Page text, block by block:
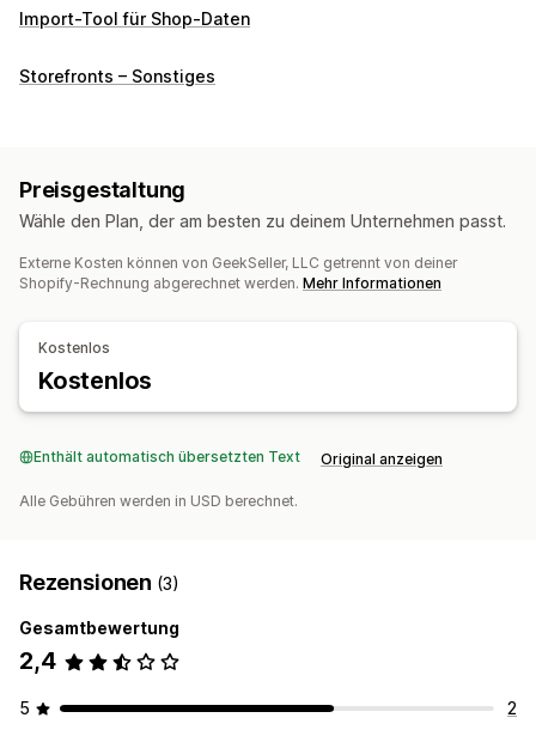
Import-Tool für Shop-Daten
Storefronts – Sonstiges
Preisgestaltung
Wähle den Plan, der am besten zu deinem Unternehmen passt.
Externe Kosten können von GeekSeller, LLC getrennt von deiner
Shopify-Rechnung abgerechnet werden. Mehr Informationen
Kostenlos
Kostenlos
Enthält automatisch übersetzten Text Original anzeigen
Alle Gebühren werden in USD berechnet.
Rezensionen (3)
Gesamtbewertung
2,4
5
2